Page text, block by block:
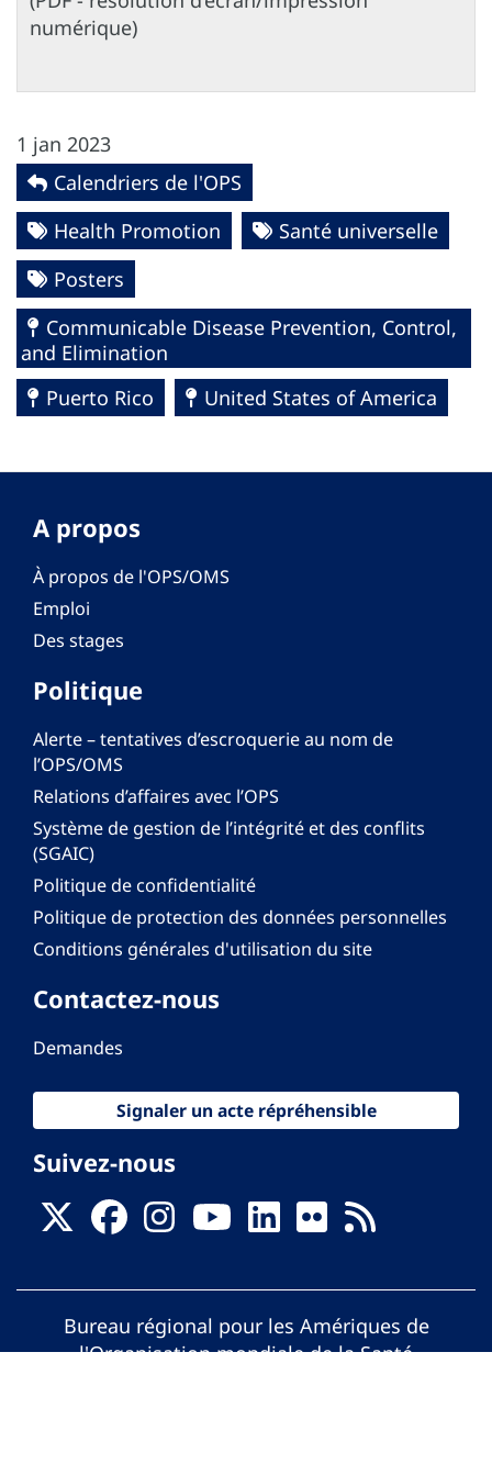
numérique)
1 jan 2023
Calendriers de l'OPS
Health Promotion
Santé universelle
Posters
Communicable Disease Prevention, Control,
and Elimination
Puerto Rico
United States of America
A propos
À propos de l'OPS/OMS
Emploi
Des stages
Politique
Alerte – tentatives d’escroquerie au nom de
l’OPS/OMS
Relations d’affaires avec l’OPS
Système de gestion de l’intégrité et des conflits
(SGAIC)
Politique de confidentialité
Politique de protection des données personnelles
Conditions générales d'utilisation du site
Contactez-nous
Demandes
Signaler un acte répréhensible
Suivez-nous
Bureau régional pour les Amériques de
l'Organisation mondiale de la Santé